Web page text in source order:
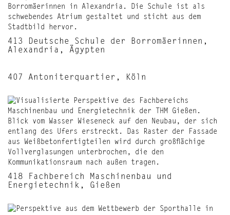
413 Deutsche Schule der Borromäerinnen,
Alexandria, Ägypten
407 Antoniterquartier, Köln
418 Fachbereich Maschinenbau und
Energietechnik, Gießen